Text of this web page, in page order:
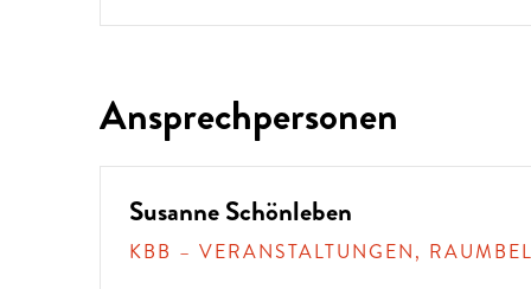
Ansprechpersonen
Susanne Schönleben
KBB – VERANSTALTUNGEN,